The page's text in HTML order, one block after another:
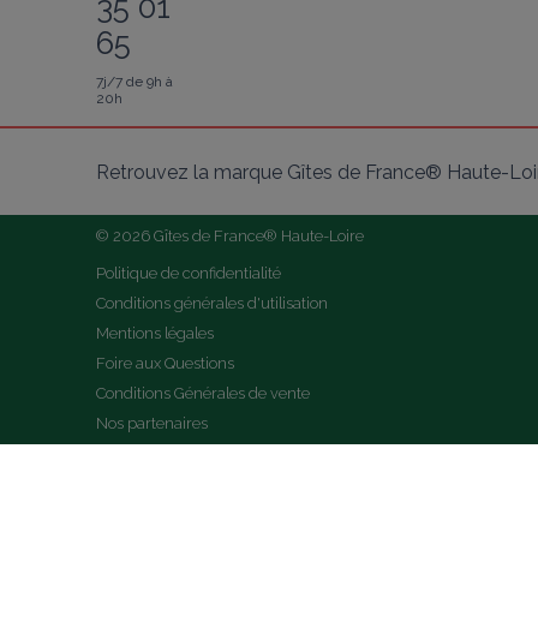
35 01
65
7j/7 de 9h à
20h
Retrouvez la marque Gîtes de France® Haute-
© 2026 Gîtes de France® Haute-Loire
Politique de confidentialité
Conditions générales d'utilisation
Mentions légales
Foire aux Questions
Conditions Générales de vente
Nos partenaires